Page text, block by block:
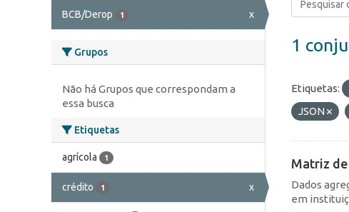
BCB/Derop 1 x
Grupos
Não há Grupos que correspondam a
essa busca
Etiquetas
agrícola 1
crédito 1 x
1
Etiquetas:
JSON
Matriz de
Dados
em